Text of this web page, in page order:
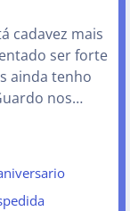
cadavez mais
ser forte
ainda tenho
nos…